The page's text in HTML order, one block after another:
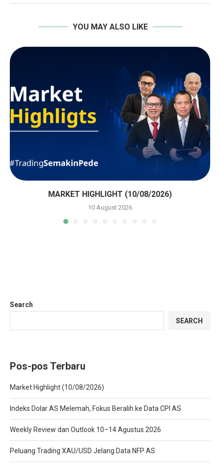
YOU MAY ALSO LIKE
MARKET HIGHLIGHT (10/08/2026)
10 August 2026
Search
SEARCH
Pos-pos Terbaru
Market Highlight (10/08/2026)
Indeks Dolar AS Melemah, Fokus Beralih ke Data CPI AS
Weekly Review dan Outlook 10–14 Agustus 2026
Peluang Trading XAU/USD Jelang Data NFP AS